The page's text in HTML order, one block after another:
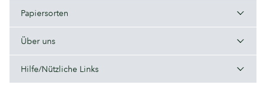
Papiersorten
Über uns
Hilfe/Nützliche Links